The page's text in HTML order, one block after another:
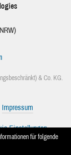
)
& Co. KG.
Impressum
Einstellungen
für folgende